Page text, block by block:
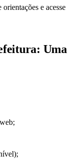
e acesse
Uma